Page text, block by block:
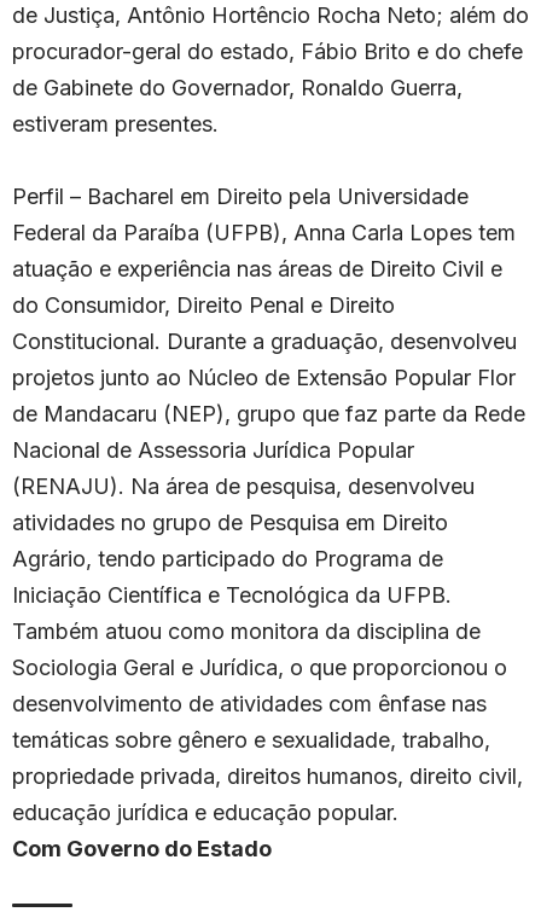
de Justiça, Antônio Hortêncio Rocha Neto; além do
procurador-geral do estado, Fábio Brito e do chefe
de Gabinete do Governador, Ronaldo Guerra,
estiveram presentes.
Perfil – Bacharel em Direito pela Universidade
Federal da Paraíba (UFPB), Anna Carla Lopes tem
atuação e experiência nas áreas de Direito Civil e
do Consumidor, Direito Penal e Direito
Constitucional. Durante a graduação, desenvolveu
projetos junto ao Núcleo de Extensão Popular Flor
de Mandacaru (NEP), grupo que faz parte da Rede
Nacional de Assessoria Jurídica Popular
(RENAJU). Na área de pesquisa, desenvolveu
atividades no grupo de Pesquisa em Direito
Agrário, tendo participado do Programa de
Iniciação Científica e Tecnológica da UFPB.
Também atuou como monitora da disciplina de
Sociologia Geral e Jurídica, o que proporcionou o
desenvolvimento de atividades com ênfase nas
temáticas sobre gênero e sexualidade, trabalho,
propriedade privada, direitos humanos, direito civil,
educação jurídica e educação popular.
Com Governo do Estado